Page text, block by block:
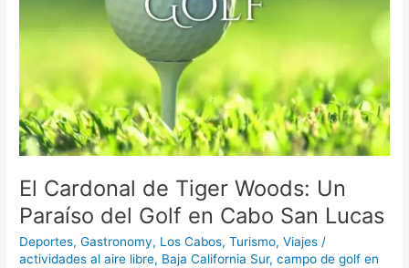
El Cardonal de Tiger Woods: Un
Paraíso del Golf en Cabo San Lucas
Deportes,Gastronomy, Los Cabos,Turismo,Viajes /
actividades al aire libre, Baja California Sur,campo de golf en
Lucas